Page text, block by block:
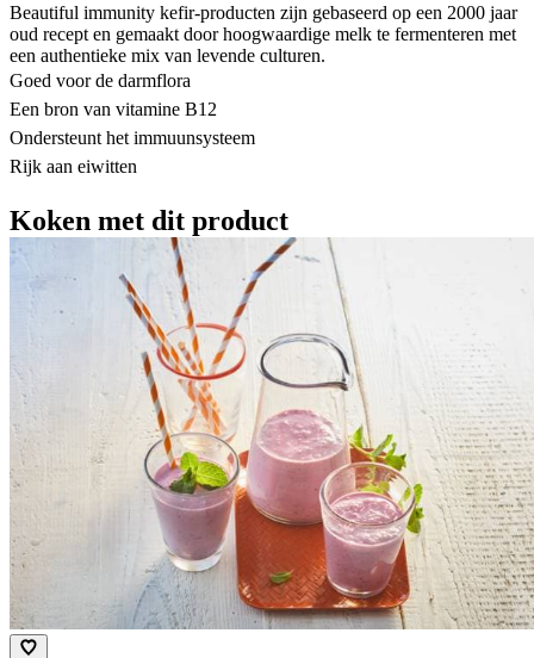
Beautiful immunity kefir-producten zijn gebaseerd op een 2000 jaar
oud recept en gemaakt door hoogwaardige melk te fermenteren met
een authentieke mix van levende culturen.
Goed voor de darmflora
Een bron van vitamine B12
Ondersteunt het immuunsysteem
Rijk aan eiwitten
Koken met dit product